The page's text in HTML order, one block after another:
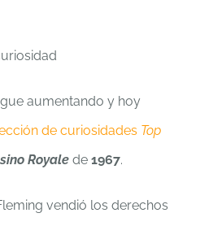
aumentando y hoy
de curiosidades Top
Royale de 1967.
vendió los derechos